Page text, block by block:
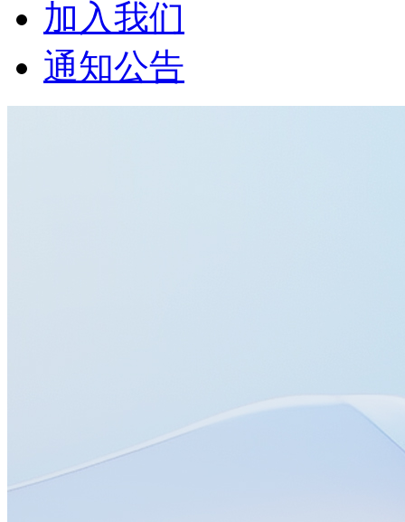
加入我们
通知公告